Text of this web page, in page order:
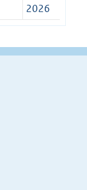
2026